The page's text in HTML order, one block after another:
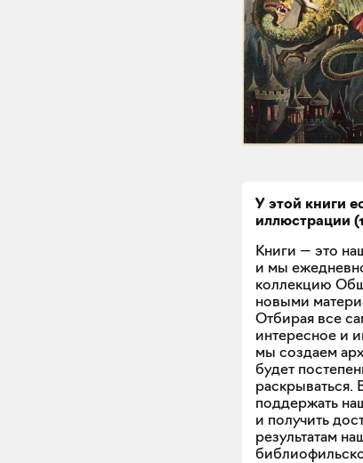
У этой книги
иллюстрации (
Книги — это
и мы
коллекцию
новыми
Отбирая все
интересное и
мы создаем
будет
раскрываться.
поддержать
и получить
результатам